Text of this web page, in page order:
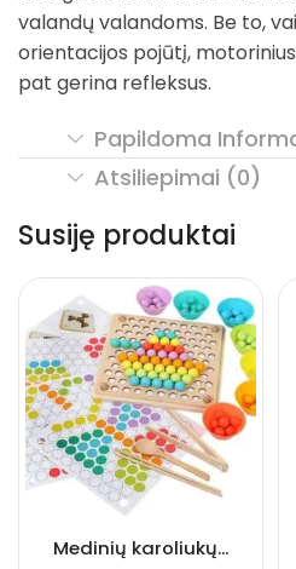
valandų valandoms. Be to,
orientacijos pojūtį,
pat gerina refleksus.
Papildoma
Atsiliepimai (0)
Susiję produktai
Medinių karoliukų...